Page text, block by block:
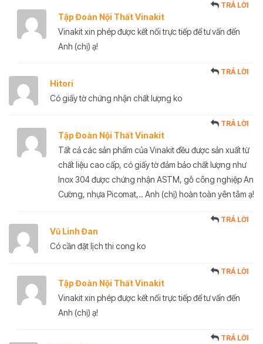
Tập Đoàn Nội Thất Vinakit
TRẢ LỜI
Vinakit xin phép được kết nối trực tiếp để tư vấn đến
Anh (chị) ạ!
Hitori
TRẢ LỜI
Có giấy tờ chứng nhận chất lượng ko
Tập Đoàn Nội Thất Vinakit
TRẢ LỜI
Tất cả các sản phẩm của Vinakit đều được sản xuất từ
chất liệu cao cấp, có giấy tờ đảm bảo chất lượng như
Inox 304 được chứng nhận ASTM, gỗ công nghiệp An
Cường, nhựa Picomat,.. Anh (chị) hoàn toàn yên tâm ạ!
Vũ Linh Đan
TRẢ LỜI
Có cần đặt lịch thi cong ko
Tập Đoàn Nội Thất Vinakit
TRẢ LỜI
Vinakit xin phép được kết nối trực tiếp để tư vấn đến
Anh (chị) ạ!
TRẢ LỜI